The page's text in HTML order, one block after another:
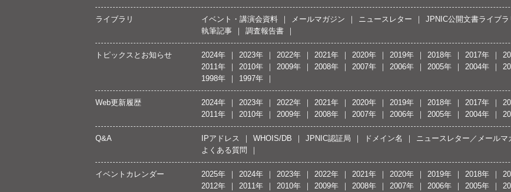
ライブラリ イベント・講演会資料 メールマガジン ニュースレター JPNIC公開文書ライブラ
執筆記事
調査報告書
トピックスとお知らせ 2024年 2023年 2022年 2021年 2020年 2019年 2018年 2017年
2011年
2010年 2009年 2008年 2007年 2006年 2005年 2004年
1998年
1997年
Web更新履歴 2024年 2023年 2022年 2021年 2020年 2019年 2018年 2017年
2011年
2010年 2009年 2008年 2007年 2006年 2005年 2004年
Q&A IPアドレス WHOIS/DB JPNIC認証局 ドメイン名 ニュースレター／メールマ
よくある質問
イベントカレンダー 2025年 2024年 2023年 2022年 2021年 2020年 2019年 2018年
2012年
2011年 2010年 2009年 2008年 2007年 2006年 2005年